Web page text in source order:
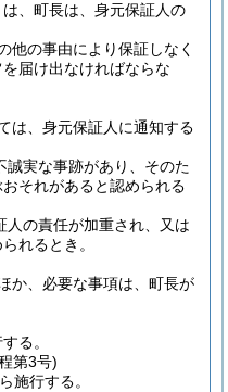
、町長は、身元保証人の
他の事由により保証しなく
届け出なければならな
は、身元保証人に通知する
誠実な事跡があり、そのた
それがあると認められる
人の責任が加重され、又は
れるとき。
か、必要な事項は、町長が
る。
第3号)
施行する。